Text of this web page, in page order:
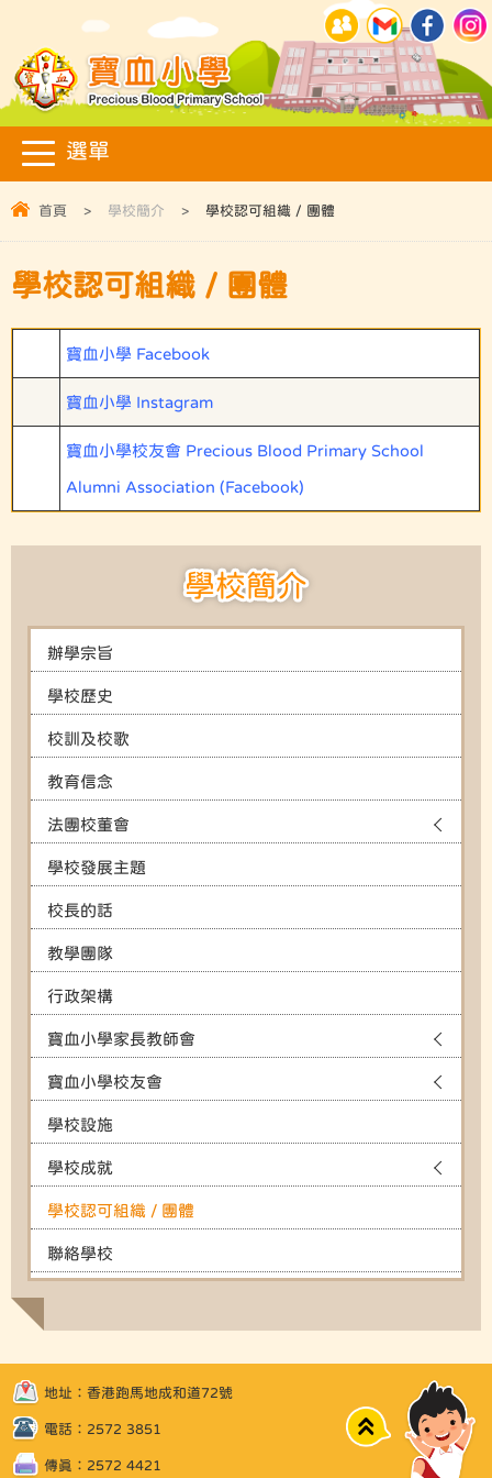
首頁 > 學校簡介 > 學校認可組織 / 團體
學校認可組織 / 團體
寶血小學 Facebook
寶血小學 Instagram
寶血小學校友會 Precious Blood Primary School
Alumni Association (Facebook)
學校簡介
辦學宗旨
學校歷史
校訓及校歌
教育信念
法團校董會
學校發展主題
校長的話
教學團隊
行政架構
寶血小學家長教師會
寶血小學校友會
學校設施
學校成就
學校認可組織 / 團體
聯絡學校
地址：香港跑馬地成和道72號
電話：2572 3851
傳真：2572 4421
Top